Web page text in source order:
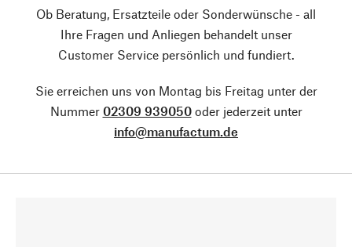
Ob Beratung, Ersatzteile oder Sonderwünsche - all
Ihre Fragen und Anliegen behandelt unser
Customer Service persönlich und fundiert.
Sie erreichen uns von Montag bis Freitag unter der
Nummer 02309 939050oder jederzeit unter
info@manufactum.de